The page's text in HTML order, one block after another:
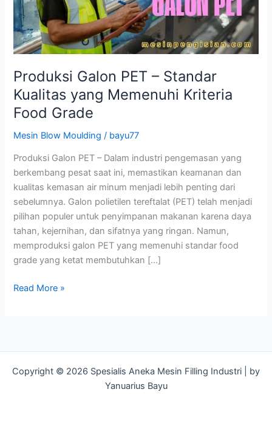
Produksi Galon PET – Standar
Kualitas yang Memenuhi Kriteria
Food Grade
Mesin Blow Moulding / bayu77
Produksi Galon PET – Dalam industri pengemasan yang
berkembang pesat saat ini, memastikan keamanan dan
kualitas kemasan air minum menjadi lebih penting dari
sebelumnya. Galon polietilen tereftalat (PET) telah menjadi
pilihan populer untuk penyimpanan makanan karena daya
tahan, kejernihan, dan sifatnya yang ringan. Namun,
memproduksi galon PET yang memenuhi standar food
grade yang ketat membutuhkan […]
Produksi
yang
Read More »
Copyright © 2026 Spesialis Aneka Mesin Filling Industri | by
Yanuarius Bayu